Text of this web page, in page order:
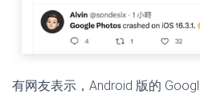
有网友表示，Android 版的